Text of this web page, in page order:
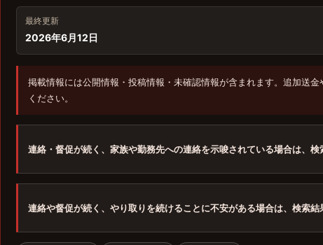
最終更新
2026年6月12日
掲載情報には公開情報・投稿情報・未確認情報が含まれます。追加送
ください。
連絡・督促が続く、家族や勤務先への連絡を示唆されている場合は、
連絡や督促が続く、やり取りを続けることに不安がある場合は、検索結